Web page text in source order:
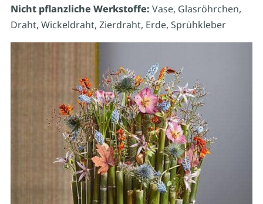
Nicht pflanzliche Werkstoffe: Vase, Glasröhrchen,
Draht, Wickeldraht, Zierdraht, Erde, Sprühkleber